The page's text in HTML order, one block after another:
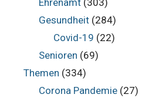
Gesundheit(284)
Covid-19 (22)
Senioren (69)
Themen (334)
Corona Pandemie(27)